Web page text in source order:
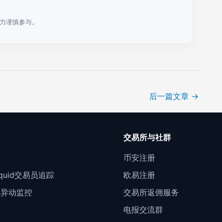
谨慎参与。
后一篇文章 →
交易员追踪
动监控
交易所与社群
币安注册
欧易注册
交易所返佣服务
电报交流群